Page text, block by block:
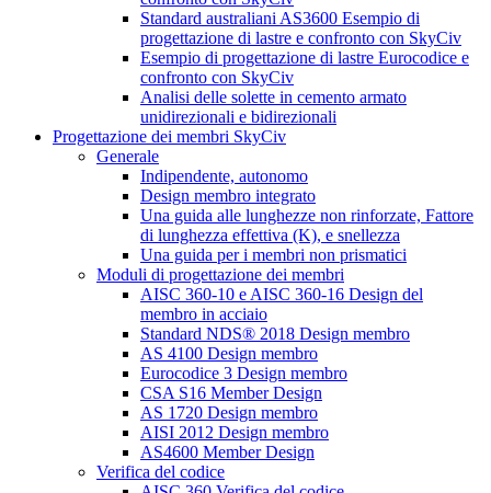
Standard australiani AS3600 Esempio di
progettazione di lastre e confronto con SkyCiv
Esempio di progettazione di lastre Eurocodice e
confronto con SkyCiv
Analisi delle solette in cemento armato
unidirezionali e bidirezionali
Progettazione dei membri SkyCiv
Generale
Indipendente, autonomo
Design membro integrato
Una guida alle lunghezze non rinforzate, Fattore
di lunghezza effettiva (K), e snellezza
Una guida per i membri non prismatici
Moduli di progettazione dei membri
AISC 360-10 e AISC 360-16 Design del
membro in acciaio
Standard NDS® 2018 Design membro
AS 4100 Design membro
Eurocodice 3 Design membro
CSA S16 Member Design
AS 1720 Design membro
AISI 2012 Design membro
AS4600 Member Design
Verifica del codice